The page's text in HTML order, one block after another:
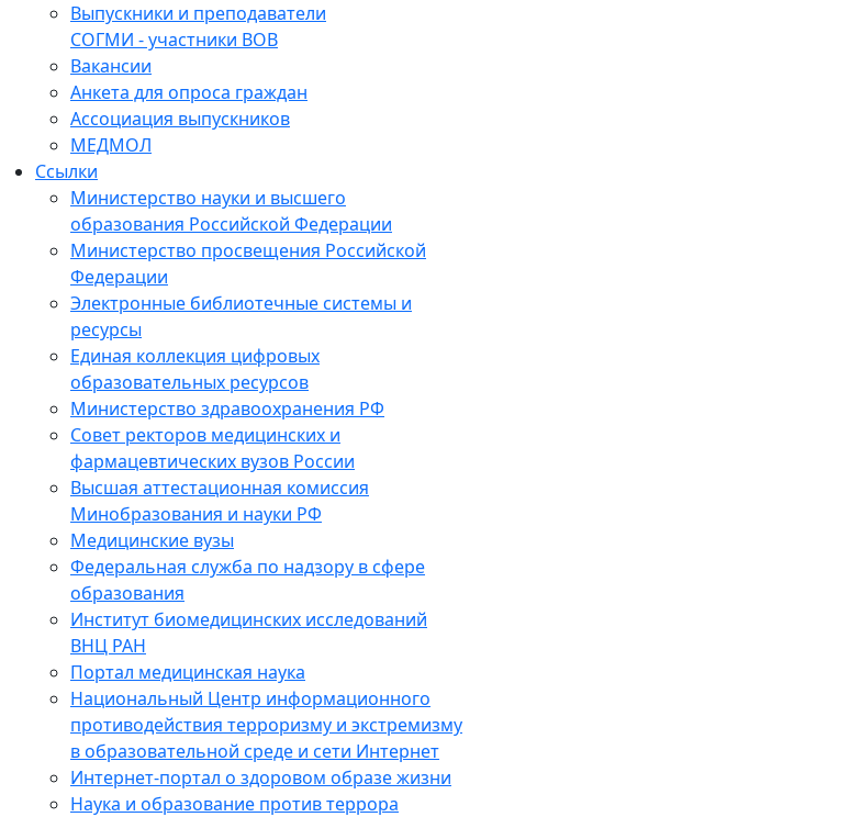
Выпускники и преподаватели
СОГМИ - участники ВОВ
Вакансии
Анкета для опроса граждан
Ассоциация выпускников
МЕДМОЛ
Ссылки
Министерство науки и высшего
образования Российской Федерации
Министерство просвещения Российской
Федерации
Электронные библиотечные системы и
ресурсы
Единая коллекция цифровых
образовательных ресурсов
Министерство здравоохранения РФ
Совет ректоров медицинских и
фармацевтических вузов России
Высшая аттестационная комиссия
Минобразования и науки РФ
Медицинские вузы
Федеральная служба по надзору в сфере
образования
Институт биомедицинских исследований
ВНЦ РАН
Портал медицинская наука
Национальный Центр информационного
противодействия терроризму и экстремизму
в образовательной среде и сети Интернет
Интернет-портал о здоровом образе жизни
Наука и образование против террора